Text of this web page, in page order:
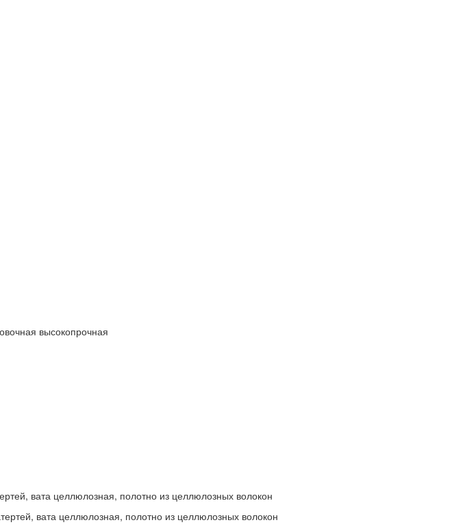
высокопрочная
вата целлюлозная, полотно из целлюлозных волокон
вата целлюлозная, полотно из целлюлозных волокон